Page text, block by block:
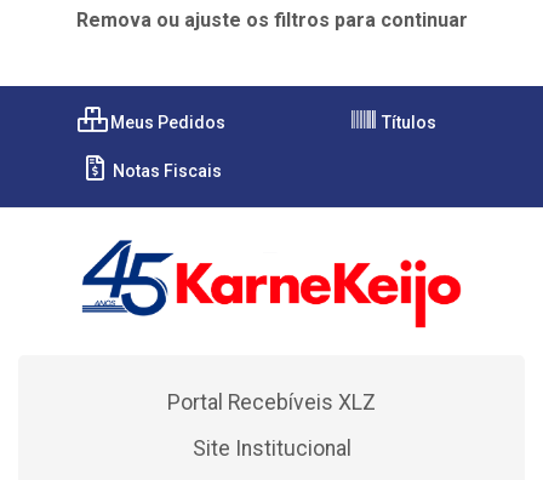
Remova ou ajuste os filtros para continuar
Meus Pedidos Títulos
Notas Fiscais
Portal Recebíveis XLZ
Site Institucional